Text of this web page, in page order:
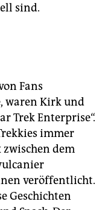
sind.
Fans
waren Kirk und
Trek Enterprise“.
immer
zwischen dem
veröffentlicht.
Geschichten